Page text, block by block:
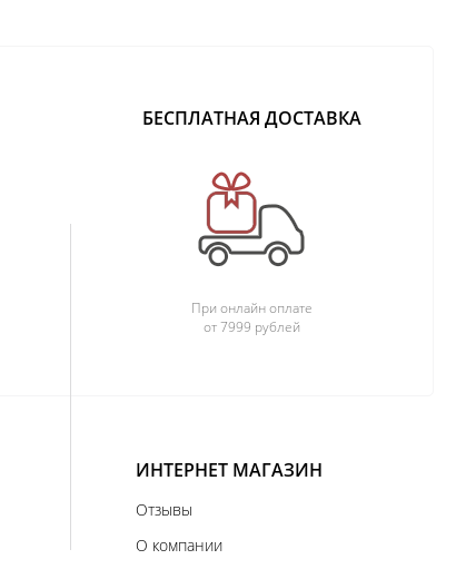
БЕСПЛАТНАЯ ДОСТАВКА
При онлайн оплате
от 7999 рублей
ИНТЕРНЕТ МАГАЗИН
Отзывы
О компании